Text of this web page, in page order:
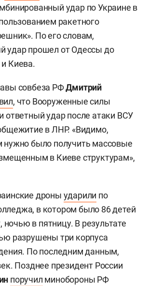
удар по Украине в
ракетного
По его словам,
удар прошел от Одессы до
Киева.
совбеза РФДмитрий
, что Вооруженные силы
ответный удар после атаки ВСУ
в ЛНР. «Видимо,
было получить массовые
в Киеве структурам»,
дроны ударили по
в котором было 86 детей
ночью в пятницу. В результате
разрушены три корпуса
По последним данным,
Позднее президент России
поручил минобороны РФ